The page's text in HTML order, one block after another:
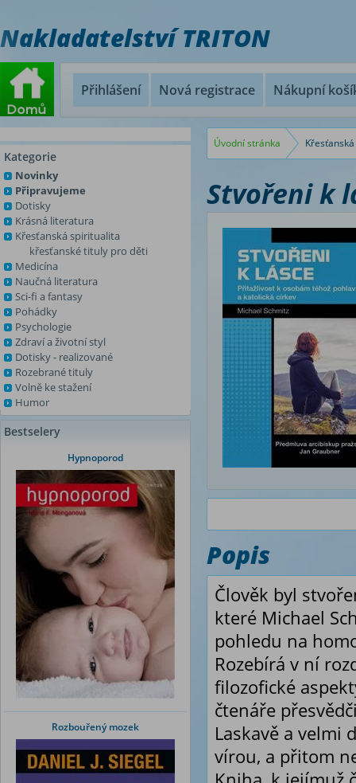
Nakladatelství TRITON
Přihlášení Nová registrace Nákupní
Kategorie
Novinky
Připravujeme
Dotisky
Krásná literatura
Křesťanská spiritualita
křesťanské tituly pro děti
Medicína
Naučná literatura
Sci-fi a fantasy
Pohádky
Psychologie
Zdraví a životní styl
Dotisky - realizované
Rozebrané tituly
Volně ke stažení
Humor
Bestselery
Hypnoporod
Rozbouřený mozek
Úvodní stránka
Stvořeni k
Popis
Člověk byl
které Michael
pohledu na
Rozebírá v ní
filozofické
čtenáře
Laskavě a velmi
vírou, a přitom